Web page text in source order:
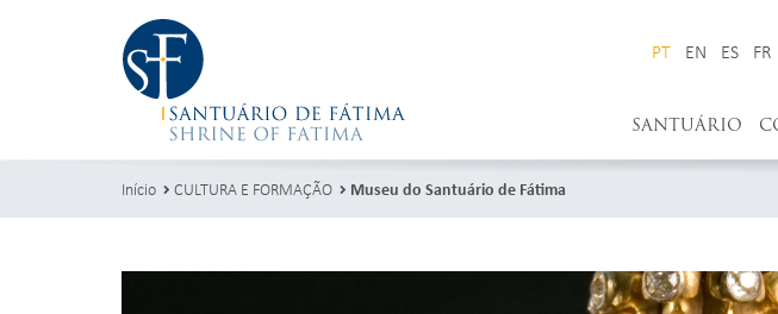
PT EN ES FR
SANTUÁRIO
Início CULTURA E FORMAÇÃO Museu do Santuário de Fátima